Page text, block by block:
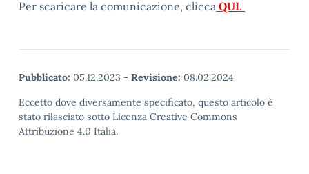
Per scaricare la comunicazione, clicca QUI.
Pubblicato: 05.12.2023 - Revisione: 08.02.2024
Eccetto dove diversamente specificato, questo articolo è
stato rilasciato sotto Licenza Creative Commons
Attribuzione 4.0 Italia.